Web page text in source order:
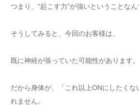
つまり、“起こす力”が強いということなん
そうしてみると、今回のお客様は、
既に神経が張っていた可能性があります。
だから身体が、「これ以上ONにしたくな
れません。